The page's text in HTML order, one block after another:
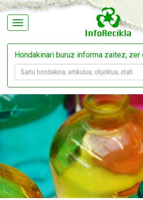
Navegación
Hondakinari buruz informa zaitez, zer